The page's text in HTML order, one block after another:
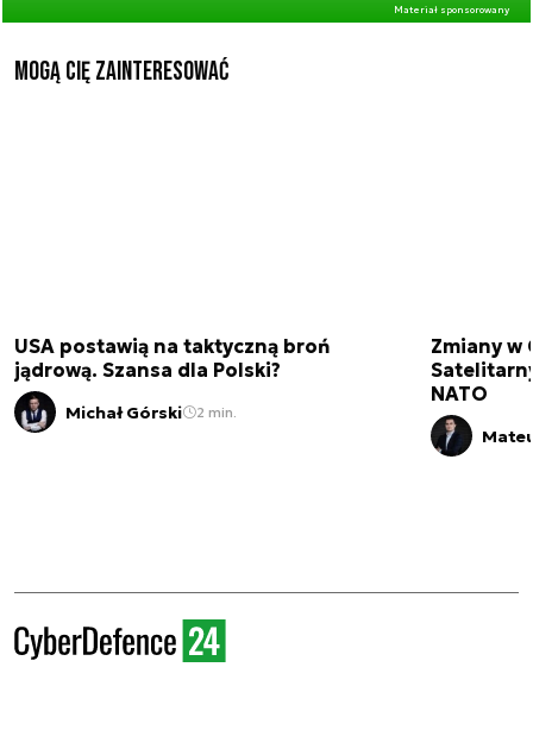
Materiał sponsorowany
Mogą Cię zainteresować
USA postawią na taktyczną broń
jądrową. Szansa dla Polski?
Michał Górski 2 min.
Zmiany w
NATO